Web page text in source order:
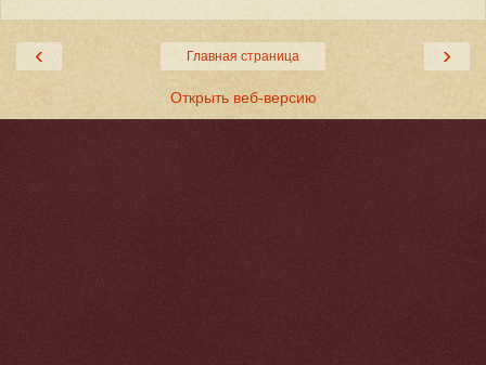
‹ ›
Главная страница
Открыть веб-версию